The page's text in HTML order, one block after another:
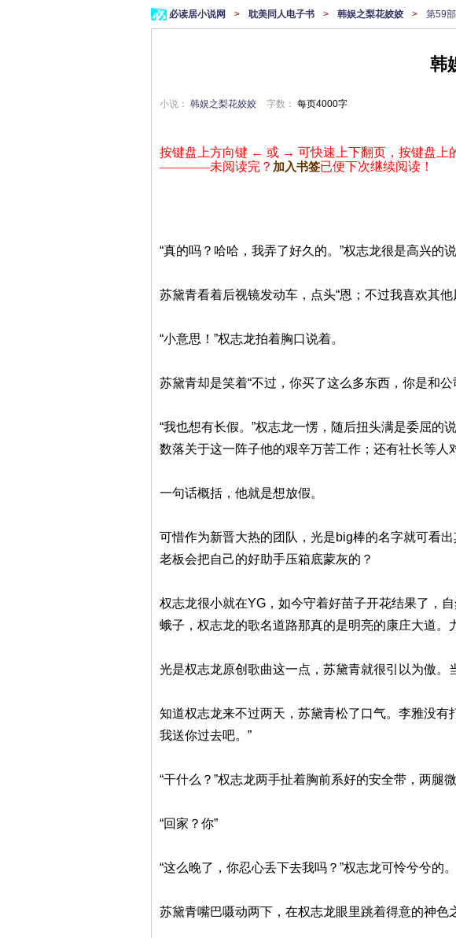
必读居小说网 > 耽美同人电子书 > 韩娱之梨花姣姣 > 第59
韩
小说： 韩娱之梨花姣姣 字数： 每页4000字
按键盘上方向键 ← 或 → 可快速上下翻页，按键盘上
————未阅读完？ 加入书签已便下次继续阅读！
“真的吗？哈哈，我弄了好久的。”权志龙很是高兴的
苏黛青看着后视镜发动车，点头“恩；不过我喜欢其
“小意思！”权志龙拍着胸口说着。
苏黛青却是笑着“不过，你买了这么多东西，你是和公
“我也想有长假。”权志龙一愣，随后扭头满是委屈
数落关于这一阵子他的艰辛万苦工作；还有社长等人
一句话概括，他就是想放假。
可惜作为新晋大热的团队，光是big棒的名字就可看
老板会把自己的好助手压箱底蒙灰的？
权志龙很小就在YG，如今守着好苗子开花结果了，
蛾子，权志龙的歌名道路那真的是明亮的康庄大道。
光是权志龙原创歌曲这一点，苏黛青就很引以为傲。
知道权志龙来不过两天，苏黛青松了口气。李雅没有
我送你过去吧。”
“干什么？”权志龙两手扯着胸前系好的安全带，两腿
“回家？你”
“这么晚了，你忍心丢下去我吗？”权志龙可怜兮兮的。
苏黛青嘴巴嗫动两下，在权志龙眼里跳着得意的神色